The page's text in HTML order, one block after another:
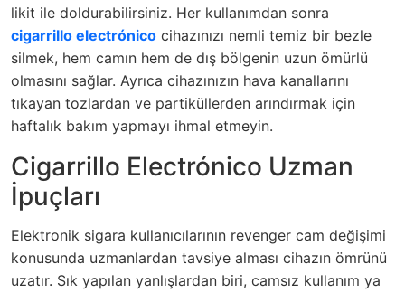
likit ile doldurabilirsiniz. Her kullanımdan sonra
cigarrillo electrónico cihazınızı nemli temiz bir bezle
silmek, hem camın hem de dış bölgenin uzun ömürlü
olmasını sağlar. Ayrıca cihazınızın hava kanallarını
tıkayan tozlardan ve partiküllerden arındırmak için
haftalık bakım yapmayı ihmal etmeyin.
Cigarrillo Electrónico Uzman
İpuçları
Elektronik sigara kullanıcılarının revenger cam değişimi
konusunda uzmanlardan tavsiye alması cihazın ömrünü
uzatır. Sık yapılan yanlışlardan biri, camsız kullanım ya